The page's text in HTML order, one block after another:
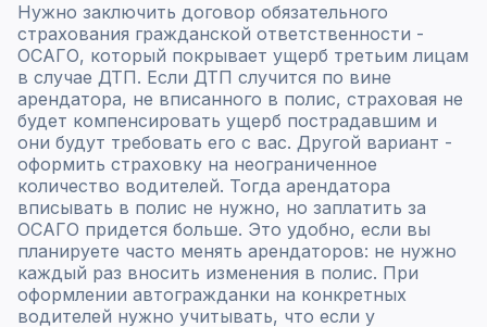
Нужно заключить договор обязательного
страхования гражданской ответственности -
ОСАГО, который покрывает ущерб третьим лицам
в случае ДТП. Если ДТП случится по вине
арендатора, не вписанного в полис, страховая не
будет компенсировать ущерб пострадавшим и
они будут требовать его с вас. Другой вариант -
оформить страховку на неограниченное
количество водителей. Тогда арендатора
вписывать в полис не нужно, но заплатить за
ОСАГО придется больше. Это удобно, если вы
планируете часто менять арендаторов: не нужно
каждый раз вносить изменения в полис. При
оформлении автогражданки на конкретных
водителей нужно учитывать, что если у